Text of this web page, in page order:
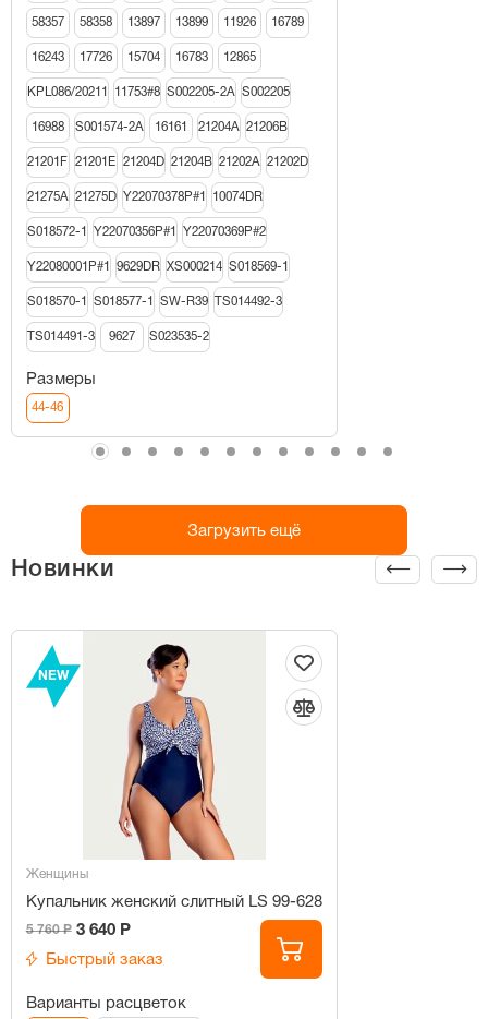
58357 58358 13897 13899 11926 16789
16243 17726 15704 16783 12865
KPL086/20211 11753#8 S002205-2A S002205
16988 S001574-2A 16161 21204A 21206В
21201F 21201E 21204D 21204B 21202A 21202D
21275A 21275D Y22070378P#1 10074DR
S018572-1 Y22070356P#1 Y22070369P#2
Y22080001P#1 9629DR XS000214 S018569-1
S018570-1 S018577-1 SW-R39 TS014492-3
TS014491-3 9627 S023535-2
Размеры
44-46
Загрузить ещё
Новинки
NEW
Женщины
Купальник женский слитный LS 99-628
5 760 Р 3 640 Р
Быстрый заказ
Варианты расцветок